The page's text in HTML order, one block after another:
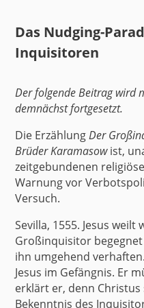
Das Nudging-
Inquisitoren
Der folgende Beitrag wird
demnächst fortgesetzt.
Die ErzählungDer
Brüder Karamasowist,
zeitgebundenen
Warnung vor
Versuch.
Sevilla, 1555. Jesus
Großinquisitor
ihn umgehend
Jesus im Gefängnis. Er
erklärt er, denn
Bekenntnis des